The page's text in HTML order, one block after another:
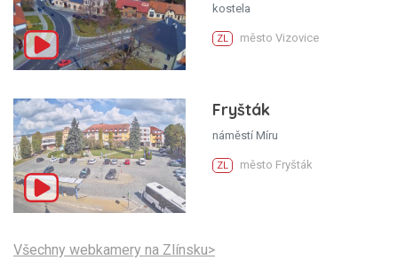
kostela
ZL město Vizovice
Fryšták
náměstí Míru
ZL město Fryšták
Všechny webkamery na Zlínsku>